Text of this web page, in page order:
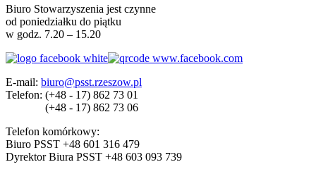
Biuro Stowarzyszenia jest czynne
od poniedziałku do piątku
w godz. 7.20 – 15.20
E-mail: biuro@psst.rzeszow.pl
Telefon: (+48 - 17) 862 73 01
(+48 - 17) 862 73 06
Telefon komórkowy:
Biuro PSST +48 601 316 479
Dyrektor Biura PSST +48 603 093 739